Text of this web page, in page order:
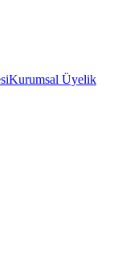
Kurumsal Üyelik